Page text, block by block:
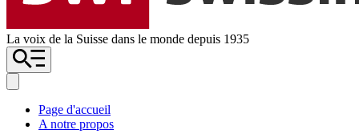
La voix de la Suisse dans le monde depuis 1935
Page d'accueil
A notre propos